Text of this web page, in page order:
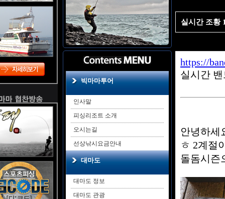
빅마마투어
인사말
피싱리조트 소개
오시는길
선상낚시요금안내
대마도
대마도 정보
대마도 관광
실시간 조황
https://
실시간
안녕하세
ㅎ 2계절
돌돔시즌